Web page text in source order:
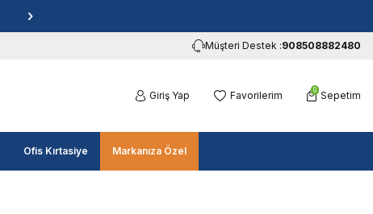
Müşteri Destek :908508882480
Giriş Yap Favorilerim 0 Sepetim
Ofis Kırtasiye Markanıza Özel